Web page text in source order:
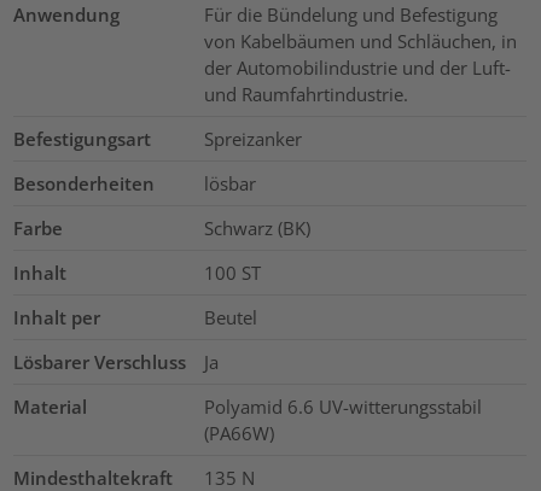
Anwendung
Für die Bündelung und Befestigung
von Kabelbäumen und Schläuchen, in
der Automobilindustrie und der Luft-
und Raumfahrtindustrie.
Befestigungsart
Spreizanker
Besonderheiten
lösbar
Farbe
Schwarz (BK)
Inhalt
100 ST
Inhalt per
Beutel
Lösbarer Verschluss
Ja
Material
Polyamid 6.6 UV-witterungsstabil
(PA66W)
Mindesthaltekraft
135 N